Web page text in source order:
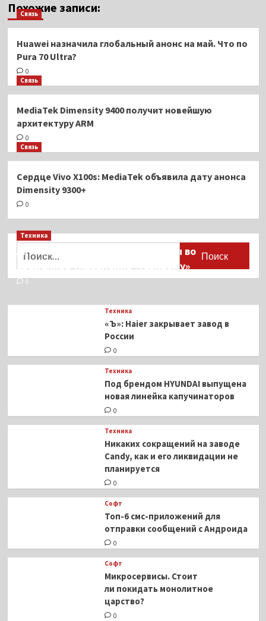
Похожие записи:
Связь
Huawei назначила глобальный анонс на май. Что по
Pura 70 Ultra?
0
Связь
MediaTek Dimensity 9400 получит новейшую
архитектуру ARM
0
Связь
Сердце Vivo X100s: MediaTek объявила дату анонса
Dimensity 9300+
0
Техника
Активы Ariston и Bosch переданы во
временное управление «Газпрому»
0
Техника
«Ъ»: Haier закрывает завод в
России
0
Техника
Под брендом HYUNDAI выпущена
новая линейка капучинаторов
0
Техника
Никаких сокращений на заводе
Candy, как и его ликвидации не
планируется
0
Софт
Топ-6 смс-приложений для
отправки сообщений с Андроида
0
Софт
Микросервисы. Стоит
ли покидать монолитное
царство?
0